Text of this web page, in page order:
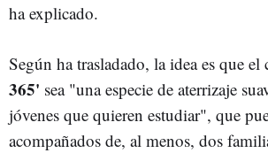
ha explicado.
Según ha trasladado, la idea es que el
365' sea "una especie de aterrizaje
jóvenes que quieren estudiar", que
acompañados de, al menos, dos